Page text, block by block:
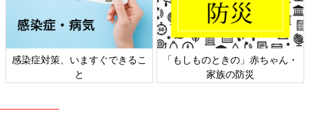
名付けによって父親になる意識が高まっているなというのがよく
わかったので、最後は夫の意見で決めました。もちろん私もいい
な、と思ったうえでです。
【親からの口出しがありました】
私の親が名付けに関してすごく口出ししてきました。姉にも相談
感染症対策、いますぐできるこ
と
「もしものときの」赤ちゃん・
家族の防災